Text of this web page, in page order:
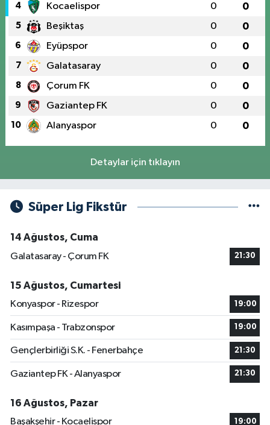
4 Kocaelispor 0 0
5 Beşiktaş 0 0
6 Eyüpspor 0 0
7 Galatasaray 0 0
8 Çorum FK 0 0
9 Gaziantep FK 0 0
10 Alanyaspor 0 0
Detaylar için tıklayın
Süper Lig Fikstür
14 Ağustos, Cuma
Galatasaray - Çorum FK
21:30
15 Ağustos, Cumartesi
Konyaspor - Rizespor
19:00
Kasımpaşa - Trabzonspor 19:00
Gençlerbirliği S.K. - Fenerbahçe 21:30
Gaziantep FK - Alanyaspor 21:30
16 Ağustos, Pazar
Başakşehir - Kocaelispor
19:00